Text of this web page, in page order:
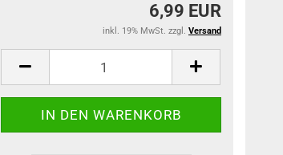
6,99 EUR
inkl. 19% MwSt. zzgl. Versand